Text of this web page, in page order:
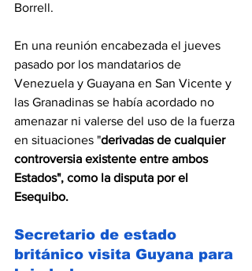
Borrell.
En una reunión encabezada el jueves
pasado por los mandatarios de
Venezuela y Guayana en San Vicente y
las Granadinas se había acordado no
amenazar ni valerse del uso de la fuerza
en situaciones "derivadas de cualquier
controversia existente entre ambos
Estados", como la disputa por el
Esequibo.
Secretario de estado
británico visita Guyana para